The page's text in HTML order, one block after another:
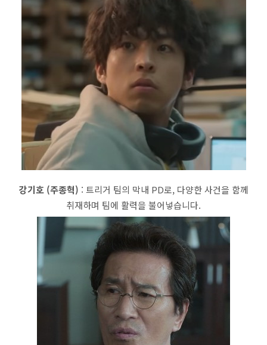
강기호 (주종혁) : 트리거 팀의 막내 PD로, 다양한 사건을 함께
취재하며 팀에 활력을 불어넣습니다.